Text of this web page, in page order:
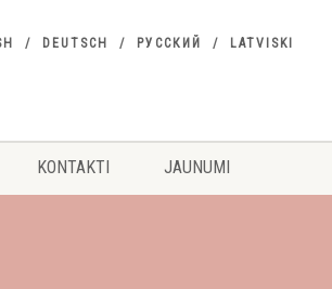
DEUTSCH РУССКИЙ LATVISKI
KONTAKTI JAUNUMI